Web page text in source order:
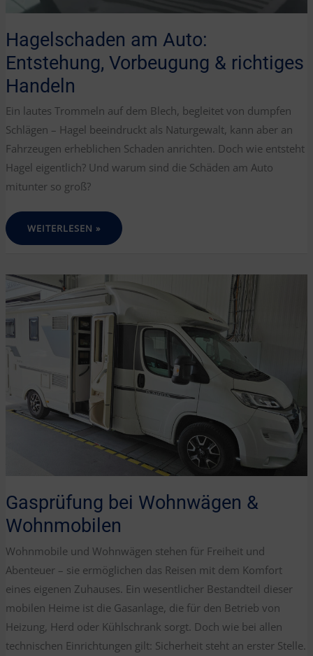
Hagelschaden am Auto:
Entstehung, Vorbeugung & richtiges
Handeln
Ein lautes Trommeln auf dem Blech, begleitet von dumpfen
Schlägen – Hagel beeindruckt als Naturgewalt, kann aber an
Fahrzeugen erheblichen Schaden anrichten. Doch wie entsteht
Hagel eigentlich? Und warum sind die Schäden am Auto
mitunter so groß?
HAGELSCHADEN
AM
AUTO:
RICHTIGES
HANDELN
WEITERLESEN »
Gasprüfung bei Wohnwägen &
Wohnmobilen
Wohnmobile und Wohnwägen stehen für Freiheit und
Abenteuer – sie ermöglichen das Reisen mit dem Komfort
eines eigenen Zuhauses. Ein wesentlicher Bestandteil dieser
mobilen Heime ist die Gasanlage, die für den Betrieb von
Heizung, Herd oder Kühlschrank sorgt. Doch wie bei allen
technischen Einrichtungen gilt: Sicherheit steht an erster Stelle.